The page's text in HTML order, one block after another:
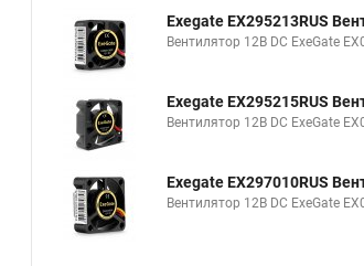
Exegate EX295213RUS
Вентилятор 12В DC ExeGate
Exegate EX295215RUS
Вентилятор 12В DC ExeGate
Exegate EX297010RUS
Вентилятор 12В DC ExeGate